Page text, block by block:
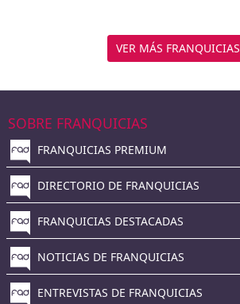
VER MÁS FRANQUICIAS
SOBRE FRANQUICIAS
FRANQUICIAS PREMIUM
DIRECTORIO DE FRANQUICIAS
FRANQUICIAS DESTACADAS
NOTICIAS DE FRANQUICIAS
ENTREVISTAS DE FRANQUICIAS